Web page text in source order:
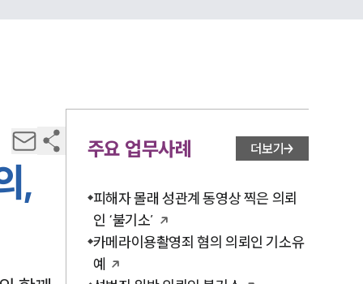
,
주요 업무사례 더보기
피해자 몰래 성관계 동영상 찍은 의뢰
인 ‘불기소’
카메라이용촬영죄 혐의 의뢰인 기소유
예